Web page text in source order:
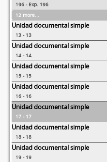
196 - Exp. 196
12 more...
Unidad documental simple
13 - 13
Unidad documental simple
14 - 14
Unidad documental simple
15 - 15
Unidad documental simple
16 - 16
Unidad documental simple
17 - 17
Unidad documental simple
18 - 18
Unidad documental simple
19 - 19